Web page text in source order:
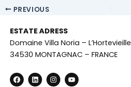
PREVIOUS
ESTATE ADRESS
Domaine Villa Noria – L’Hortevieille
34530 MONTAGNAC – FRANCE
F
a
L
i
I
n
Y
o